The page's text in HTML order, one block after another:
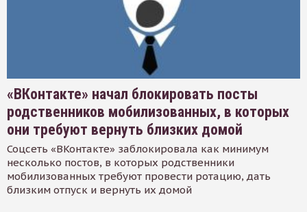
«ВКонтакте» начал блокировать посты
родственников мобилизованных, в которых
они требуют вернуть близких домой
Соцсеть «ВКонтакте» заблокировала как минимум
несколько постов, в которых родственники
мобилизованных требуют провести ротацию, дать
близким отпуск и вернуть их домой